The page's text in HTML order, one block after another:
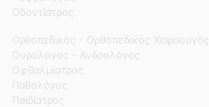
Οδοντίατρος
Ορθοπεδικός - Ορθοπεδικός Χειρουργός
Ουρολόγος - Ανδρολόγος
Οφθαλμίατρος
Παθολόγος
Παιδίατρος